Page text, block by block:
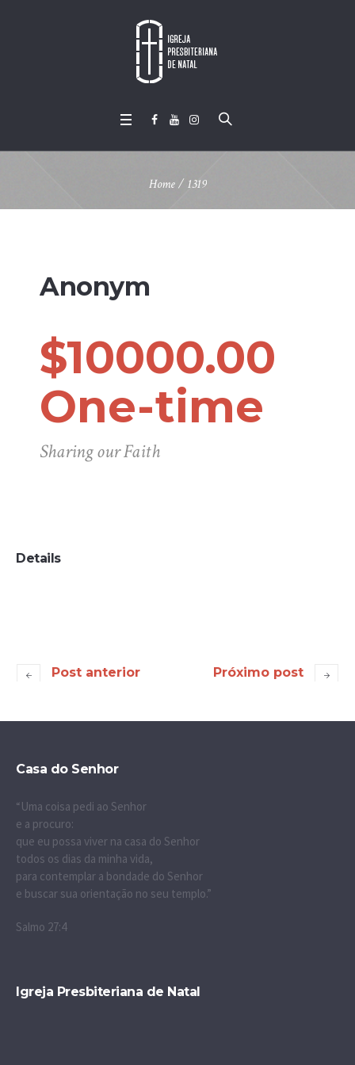
Home / 1319
Anonym
$10000.00
One-time
Sharing our Faith
Details
Post anterior Próximo post
Casa do Senhor
“Uma coisa pedi ao Senhor
e a procuro:
que eu possa viver na casa do Senhor
todos os dias da minha vida,
para contemplar a bondade do Senhor
e buscar sua orientação no seu templo.”
Salmo 27:4
Igreja Presbiteriana de Natal